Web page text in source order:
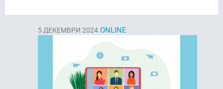
5 ДЕКЕМВРИ 2024 ONLINE